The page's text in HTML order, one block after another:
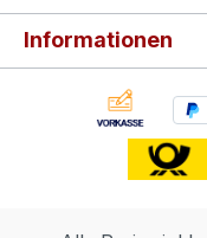
Informationen